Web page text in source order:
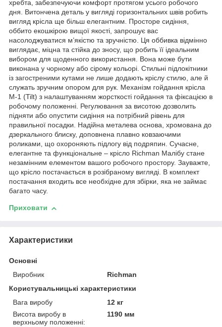
хребта, забезпечуючи комфорт протягом усього робочого
дня. Витончена деталь у вигляді горизонтальних швів робить
вигляд крісла ще більш елегантним. Просторе сидіння,
оббито екошкірою вищої якості, запрошує вас
насолоджуватися м’якістю та зручністю. Ця оббивка відмінно
виглядає, міцна та стійка до зносу, що робить її ідеальним
вибором для щоденного використання. Вона може бути
виконана у чорному або сірому кольорі. Стильні підлокітники
із загостреними кутами не лише додають кріслу стилю, але й
служать зручним опором для рук. Механізм гойдання крісла
M-1 (Tilt) з налаштуванням жорсткості гойдання та фіксацією в
робочому положенні. Регулювання за висотою дозволить
підняти або опустити сидіння на потрібний рівень для
правильної посадки. Надійна металева основа, хромована до
дзеркального блиску, доповнена плавно ковзаючими
роликами, що охороняють підлогу від подряпин. Сучасне,
елегантне та функціональне – крісло Richman Малібу стане
незамінним елементом вашого робочого простору. Зауважте,
що крісло постачається в розібраному вигляді. В комплект
постачання входить все необхідне для збірки, яка не займає
багато часу.
Приховати
Характеристики
Основні
Виробник
Richman
Користувальницькі характеристики
Вага виробу
12 кг
Висота виробу в
верхньому положенні:
1190 мм